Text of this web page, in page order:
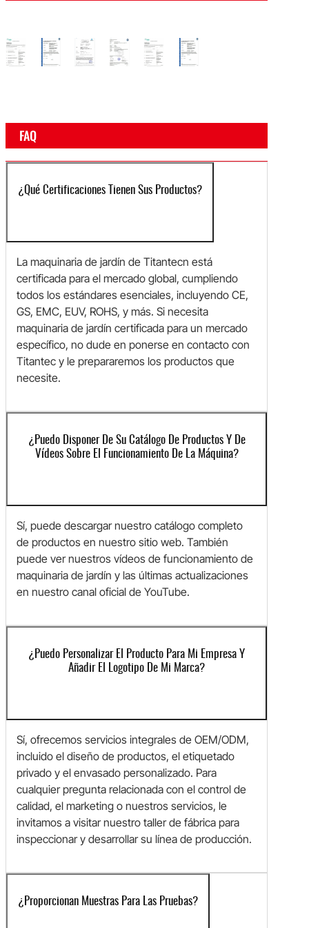
Certificado Certificado
EMC
Certificado
EUV
Certificado
Rosh
Certificado
FAQ
¿Qué Certificaciones Tienen Sus Productos?
La maquinaria de jardín de Titantecn está
certificada para el mercado global, cumpliendo
todos los estándares esenciales, incluyendo CE,
GS, EMC, EUV, ROHS, y más. Si necesita
maquinaria de jardín certificada para un mercado
específico, no dude en ponerse en contacto con
Titantec y le prepararemos los productos que
necesite.
¿Puedo Disponer De Su Catálogo De Productos Y De
Vídeos Sobre El Funcionamiento De La Máquina?
Sí, puede descargar nuestro catálogo completo
de productos en nuestro sitio web. También
puede ver nuestros vídeos de funcionamiento de
maquinaria de jardín y las últimas actualizaciones
en nuestro canal oficial de YouTube.
¿Puedo Personalizar El Producto Para Mi Empresa Y
Añadir El Logotipo De Mi Marca?
Sí, ofrecemos servicios integrales de OEM/ODM,
incluido el diseño de productos, el etiquetado
privado y el envasado personalizado. Para
cualquier pregunta relacionada con el control de
calidad, el marketing o nuestros servicios, le
invitamos a visitar nuestro taller de fábrica para
inspeccionar y desarrollar su línea de producción.
¿Proporcionan Muestras Para Las Pruebas?